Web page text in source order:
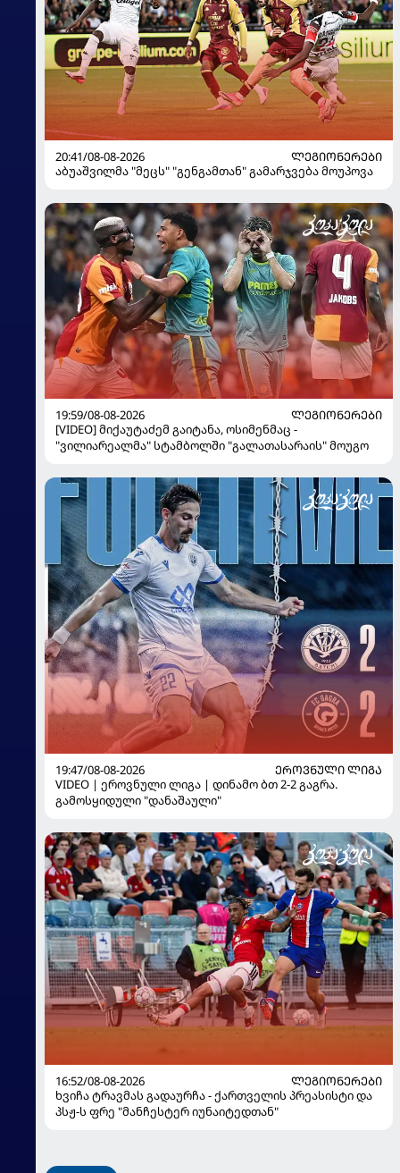
20:41/08-08-2026
ᲚᲔᲒᲘᲝᲜᲔᲠᲔᲑᲘ
აბუაშვილმა "მეცს" "გენგამთან" გამარჯვება მოუპოვა
19:59/08-08-2026
ᲚᲔᲒᲘᲝᲜᲔᲠᲔᲑᲘ
[VIDEO] მიქაუტაძემ გაიტანა, ოსიმენმაც -
"ვილიარეალმა" სტამბოლში "გალათასარაის" მოუგო
19:47/08-08-2026
ᲔᲠᲝᲕᲜᲣᲚᲘ ᲚᲘᲒᲐ
VIDEO | ეროვნული ლიგა | დინამო ბთ 2-2 გაგრა.
გამოსყიდული "დანაშაული"
16:52/08-08-2026
ᲚᲔᲒᲘᲝᲜᲔᲠᲔᲑᲘ
ხვიჩა ტრავმას გადაურჩა - ქართველის პრეასისტი და
პსჟ-ს ფრე "მანჩესტერ იუნაიტედთან"